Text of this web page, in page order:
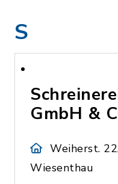
S
GmbH &
Weiherst.
Wiesenthau